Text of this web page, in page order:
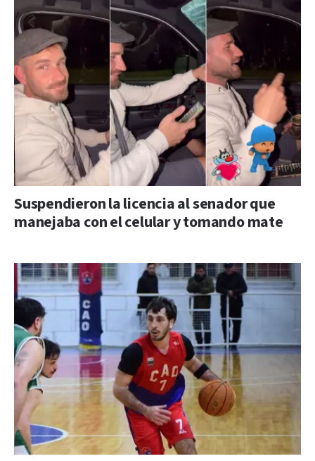
Suspendieron la licencia al senador que
manejaba con el celular y tomando mate